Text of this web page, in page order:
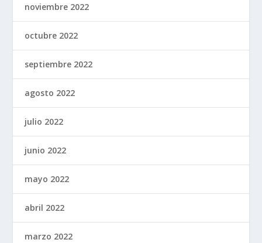
noviembre 2022
octubre 2022
septiembre 2022
agosto 2022
julio 2022
junio 2022
mayo 2022
abril 2022
marzo 2022